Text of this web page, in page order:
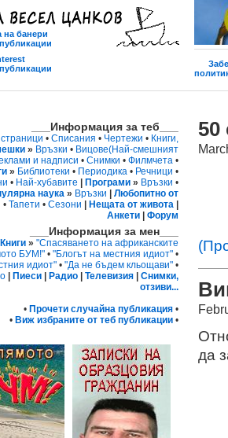
на банери
50
да
___Информация за теб___
• Списания • Чертежи • Книги,
» Връзки • Вицове(Най-смешният
и надписи • Снимки • Филмчета •
» Библиотеки • Периодика • Речници •
• Най-хубавите Програми » Връзки •
наука » Връзки
Любопитно от
• Тапети • Сезони Нещата от живота
Анкети
Форум
___Информация за мен___
Книги » "Спасяването на африканските
БУМ!" • "Блогът на местния идиот" •
идиот" • "Да не бъдем кльощави" •
Пиеси Радио Телевизия
Снимки,
отзиви...
• Прочети случайна публикация •
• Виж избраните от теб публикации •